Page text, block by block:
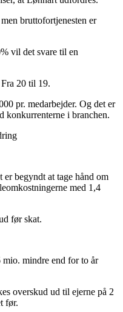
bruttofortjenesten er
vil det svare til en
20 til 19.
pr. medarbejder. Og det er
konkurrenterne i branchen.
begyndt at tage hånd om
med 1,4
før skat.
mindre end for to år
overskud ud til ejerne på 2
før.